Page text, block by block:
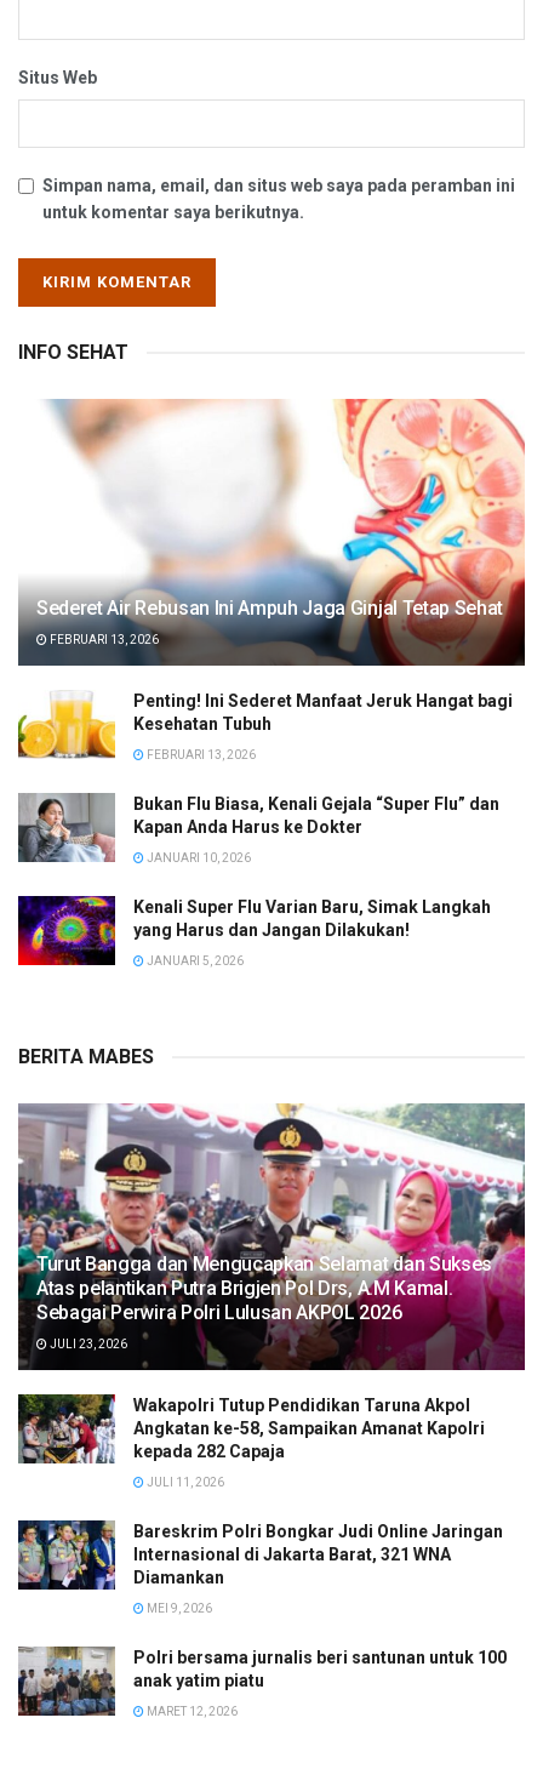
Situs Web
Simpan nama, email, dan situs web saya pada peramban ini
untuk komentar saya berikutnya.
INFO SEHAT
Sederet Air Rebusan Ini Ampuh Jaga Ginjal Tetap Sehat
FEBRUARI 13, 2026
Penting! Ini Sederet Manfaat Jeruk Hangat bagi
Kesehatan Tubuh
FEBRUARI 13, 2026
Bukan Flu Biasa, Kenali Gejala “Super Flu” dan
Kapan Anda Harus ke Dokter
JANUARI 10, 2026
Kenali Super Flu Varian Baru, Simak Langkah
yang Harus dan Jangan Dilakukan!
JANUARI 5, 2026
BERITA MABES
Turut Bangga dan Mengucapkan Selamat dan Sukses
Atas pelantikan Putra Brigjen Pol Drs, A.M Kamal.
Sebagai Perwira Polri Lulusan AKPOL 2026
JULI 23, 2026
Wakapolri Tutup Pendidikan Taruna Akpol
Angkatan ke-58, Sampaikan Amanat Kapolri
kepada 282 Capaja
JULI 11, 2026
Bareskrim Polri Bongkar Judi Online Jaringan
Internasional di Jakarta Barat, 321 WNA
Diamankan
MEI 9, 2026
Polri bersama jurnalis beri santunan untuk 100
anak yatim piatu
MARET 12, 2026